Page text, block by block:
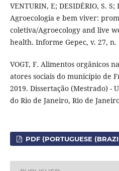
VENTURIN, E; DESIDÉRIO, S. S;
Agroecologia e bem viver:
coletiva/Agroecology and live
health. Informe Gepec, v. 27, n.
VOGT, F. Alimentos orgânicos
atores sociais do município de
2019. Dissertação (Mestrado) -
do Rio de Janeiro, Rio de
PDF (PORTUGUESE